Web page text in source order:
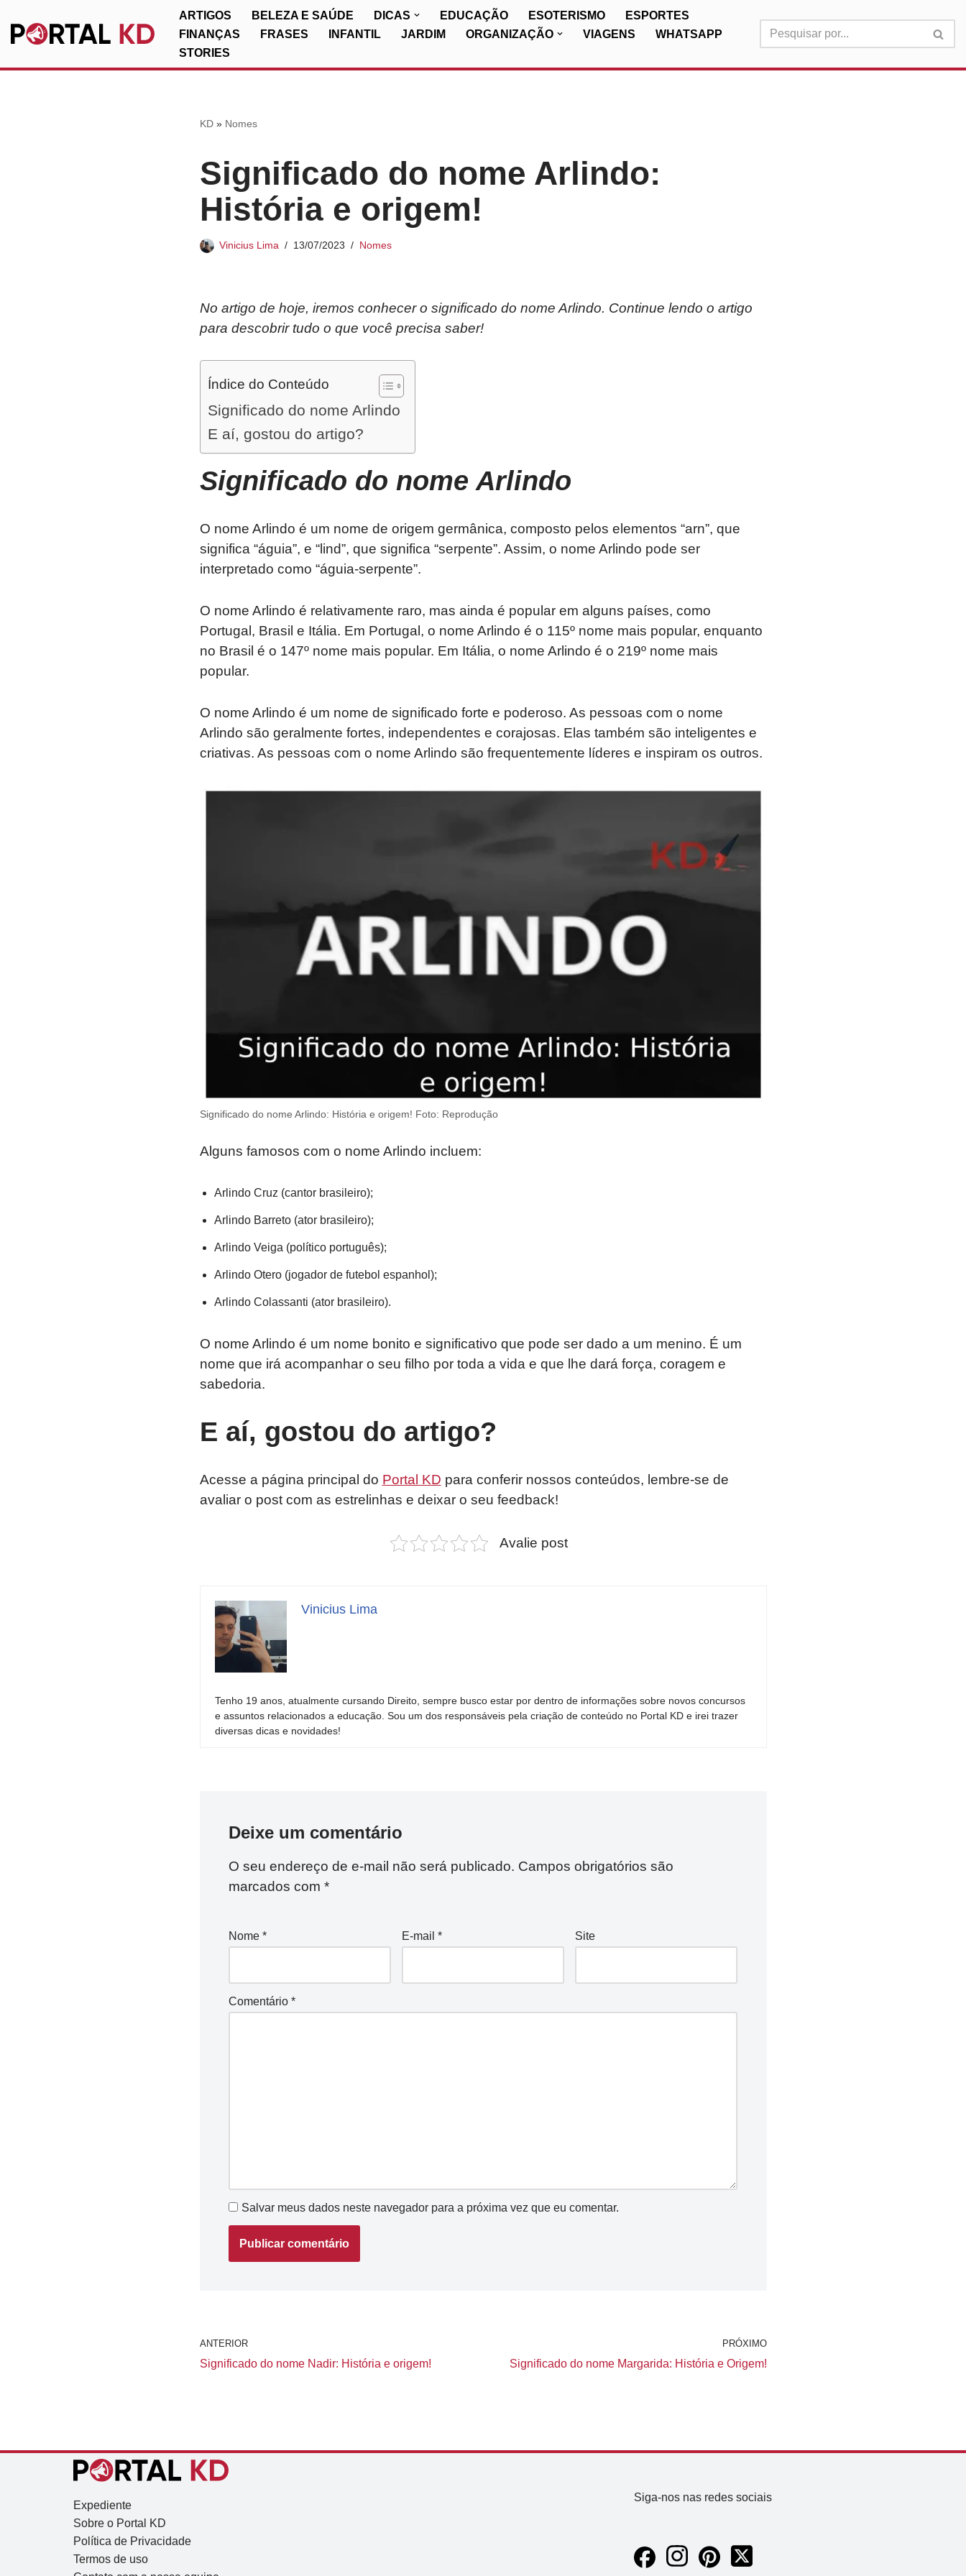
Pular
ARTIGOS BELEZA E SAÚDE DICAS EDUCAÇÃO ESOTERISMO
ESPORTES
FINANÇAS
FRASES INFANTIL JARDIM ORGANIZAÇÃO VIAGENS
WHATSAPP
STORIES
KD» Nomes
Significado do nome Arlindo:
História e origem!
Vinicius Lima 13/07/2023 Nomes
No artigo de hoje, iremos conhecer o significado do nome Arlindo. Continue lendo o artigo
para descobrir tudo o que você precisa saber!
Índice do Conteúdo
Significado do nome Arlindo
E aí, gostou do artigo?
Significado do nome Arlindo
O nome Arlindo é um nome de origem germânica, composto pelos elementos “arn”, que
significa “águia”, e “lind”, que significa “serpente”. Assim, o nome Arlindo pode ser
interpretado como “águia-serpente”.
O nome Arlindo é relativamente raro, mas ainda é popular em alguns países, como
Portugal, Brasil e Itália. Em Portugal, o nome Arlindo é o 115º nome mais popular, enquanto
no Brasil é o 147º nome mais popular. Em Itália, o nome Arlindo é o 219º nome mais
popular.
O nome Arlindo é um nome de significado forte e poderoso. As pessoas com o nome
Arlindo são geralmente fortes, independentes e corajosas. Elas também são inteligentes e
criativas. As pessoas com o nome Arlindo são frequentemente líderes e inspiram os outros.
Significado do nome Arlindo: História e origem! Foto: Reprodução
Alguns famosos com o nome Arlindo incluem:
Arlindo Cruz (cantor brasileiro);
Arlindo Barreto (ator brasileiro);
Arlindo Veiga (político português);
Arlindo Otero (jogador de futebol espanhol);
Arlindo Colassanti (ator brasileiro).
O nome Arlindo é um nome bonito e significativo que pode ser dado a um menino. É um
nome que irá acompanhar o seu filho por toda a vida e que lhe dará força, coragem e
sabedoria.
E aí, gostou do artigo?
Acesse a página principal do Portal KD para conferir nossos conteúdos, lembre-se de
avaliar o post com as estrelinhas e deixar o seu feedback!
Avalie post
Vinicius Lima
Tenho 19 anos, atualmente cursando Direito, sempre busco estar por dentro de informações sobre novos concursos
e assuntos relacionados a educação. Sou um dos responsáveis pela criação de conteúdo no Portal KD e irei trazer
diversas dicas e novidades!
Deixe um comentário
O seu endereço de e-mail não será publicado. Campos obrigatórios são
marcados com *
Nome * E-mail * Site
Comentário *
Salvar meus dados neste navegador para a próxima vez que eu comentar.
ANTERIOR
Significado do nome Nadir: História e origem!
PRÓXIMO
Significado do nome Margarida: História e Origem!
Expediente
Sobre o Portal KD
Política de Privacidade
Termos de uso
Siga-nos nas redes sociais